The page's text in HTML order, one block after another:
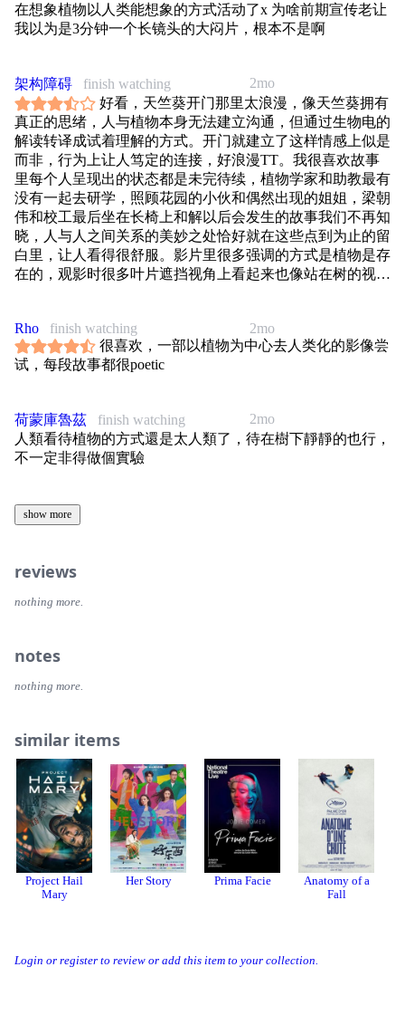
Login or register to review or add this item to your collection.
在想象植物以人类能想象的方式活动了x 为啥前期宣传老让
我以为是3分钟一个长镜头的大闷片，根本不是啊
2mo
架构障碍
finish watching
好看，天竺葵开门那里太浪漫，像天竺葵拥有
真正的思绪，人与植物本身无法建立沟通，但通过生物电的
解读转译成试着理解的方式。开门就建立了这样情感上似是
而非，行为上让人笃定的连接，好浪漫TT。我很喜欢故事
里每个人呈现出的状态都是未完待续，植物学家和助教最有
没有一起去研学，照顾花园的小伙和偶然出现的姐姐，梁朝
伟和校工最后坐在长椅上和解以后会发生的故事我们不再知
晓，人与人之间关系的美妙之处恰好就在这些点到为止的留
白里，让人看得很舒服。影片里很多强调的方式是植物是存
在的，观影时很多叶片遮挡视角上看起来也像站在树的视角
过程很奇妙，人在孤独时会问它们你也在看着我吗，但最后
也太有性恋了吧…！给树授粉让它不再孤单什么的，看最后
那堆电波它好像是开心了连树也获得也孤独消解但是为什么
在着与环境和人群/环境格格不入的压抑，然后从与植物的
相处里探寻不再难受的方法，用连接从无法融入的孤独走向
一定程度的和解，整部片子的感觉是道教？那种可感但不可
2mo
Rho
finish watching
很喜欢，一部以植物为中心去人类化的影像尝
试，每段故事都很poetic
2mo
荷蒙庫魯茲
finish watching
人類看待植物的方式還是太人類了，待在樹下靜靜的也行，
不一定非得做個實驗
show more
reviews
nothing more.
notes
nothing more.
similar items
Project Hail
Mary
Her Story Prima Facie
Anatomy of a
Fall